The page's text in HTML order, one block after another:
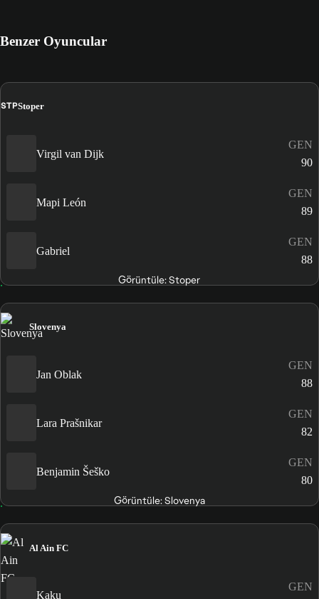
Benzer Oyuncular
STPStoper
Virgil van Dijk
GEN
90
Mapi León
GEN
89
Gabriel
GEN
88
Görüntüle: Stoper
Slovenya
Jan Oblak
GEN
88
Lara Prašnikar
GEN
82
Benjamin Šeško
GEN
80
Görüntüle: Slovenya
Al Ain FC
Kaku
GEN